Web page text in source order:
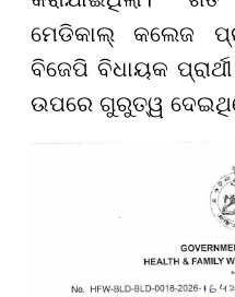
ମେଡିକାଲ୍ କଲେଜ
ବିଜେପି ବିଧାୟକ
ଉପରେ ଗୁରୁତ୍ୱ